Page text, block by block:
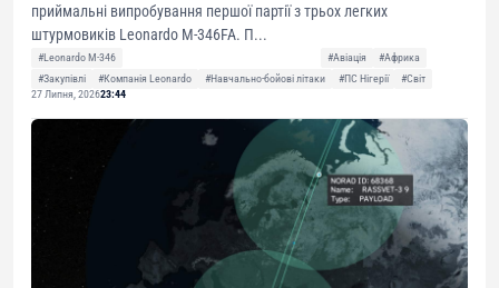
приймальні випробування першої партії з трьох легких
штурмовиків Leonardo M-346FA. П...
#Leonardo M-346 #Авіація
#Африка
#Закупівлі
#Компанія Leonardo #Навчально-бойові літаки #ПС Нігерії
#Світ
27 Липня, 202623:44